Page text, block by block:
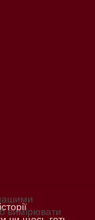
вимірювати